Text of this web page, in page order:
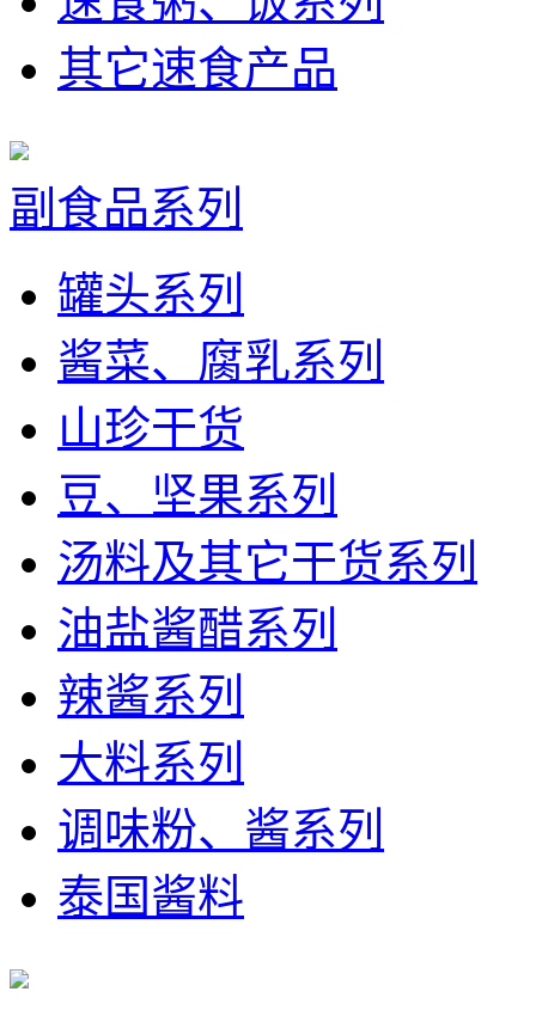
其它速食产品
副食品系列
罐头系列
酱菜、腐乳系列
山珍干货
豆、坚果系列
汤料及其它干货系列
油盐酱醋系列
辣酱系列
大料系列
调味粉、酱系列
泰国酱料